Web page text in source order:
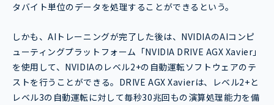
タバイト単位のデータを処理することができるという。
しかも、AIトレーニングが完了した後は、NVIDIAのAIコンピ
ューティングプラットフォーム「NVIDIA DRIVE AGX Xavier」
を使用して、NVIDIAのレベル2+の自動運転ソフトウェアのテ
ストを行うことができる。DRIVE AGX Xavierは、レベル2+と
レベル3の自動運転に対して毎秒30兆回もの演算処理能力を備